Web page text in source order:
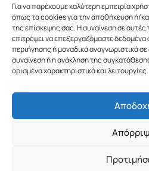
Για να παρέχουμε καλύτερη εμπειρία
όπως τα cookies για την αποθήκευση ή/
της επίσκεψης σας. Η συναίνεση σε αυτές
επιτρέψει να επεξεργαζόμαστε
περιήγησης ή μοναδικά αναγνωριστικά
συναίνεση ή η ανάκληση της
ορισμένα χαρακτηριστικά και λειτουργίες.
Copyright © 2019
Σχεδιασμός & Υλοποίηση